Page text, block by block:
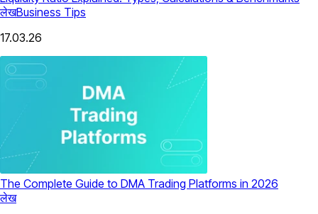
लेखBusiness Tips
17.03.26
The Complete Guide to DMA Trading Platforms in 2026
लेख